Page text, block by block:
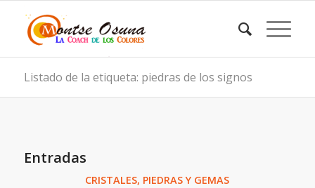
Listado de la etiqueta: piedras de los signos
Entradas
CRISTALES, PIEDRAS Y GEMAS